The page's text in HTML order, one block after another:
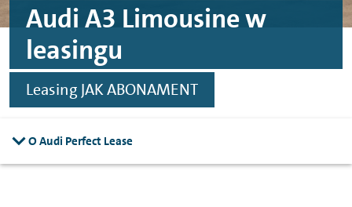
Audi A3 Limousine w
leasingu
Leasing JAK ABONAMENT
O Audi Perfect Lease